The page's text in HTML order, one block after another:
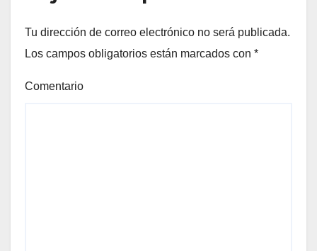
Tu dirección de correo electrónico no será publicada.
Los campos obligatorios están marcados con *
Comentario